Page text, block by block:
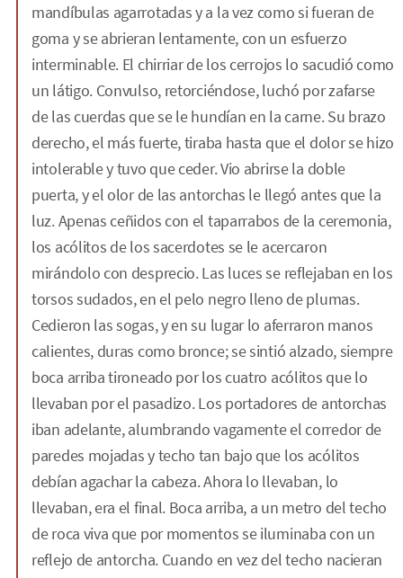
mandíbulas agarrotadas y a la vez como si fueran de
goma y se abrieran lentamente, con un esfuerzo
interminable. El chirriar de los cerrojos lo sacudió como
un látigo. Convulso, retorciéndose, luchó por zafarse
de las cuerdas que se le hundían en la carne. Su brazo
derecho, el más fuerte, tiraba hasta que el dolor se hizo
intolerable y tuvo que ceder. Vio abrirse la doble
puerta, y el olor de las antorchas le llegó antes que la
luz. Apenas ceñidos con el taparrabos de la ceremonia,
los acólitos de los sacerdotes se le acercaron
mirándolo con desprecio. Las luces se reflejaban en los
torsos sudados, en el pelo negro lleno de plumas.
Cedieron las sogas, y en su lugar lo aferraron manos
calientes, duras como bronce; se sintió alzado, siempre
boca arriba tironeado por los cuatro acólitos que lo
llevaban por el pasadizo. Los portadores de antorchas
iban adelante, alumbrando vagamente el corredor de
paredes mojadas y techo tan bajo que los acólitos
debían agachar la cabeza. Ahora lo llevaban, lo
llevaban, era el final. Boca arriba, a un metro del techo
de roca viva que por momentos se iluminaba con un
reflejo de antorcha. Cuando en vez del techo nacieran